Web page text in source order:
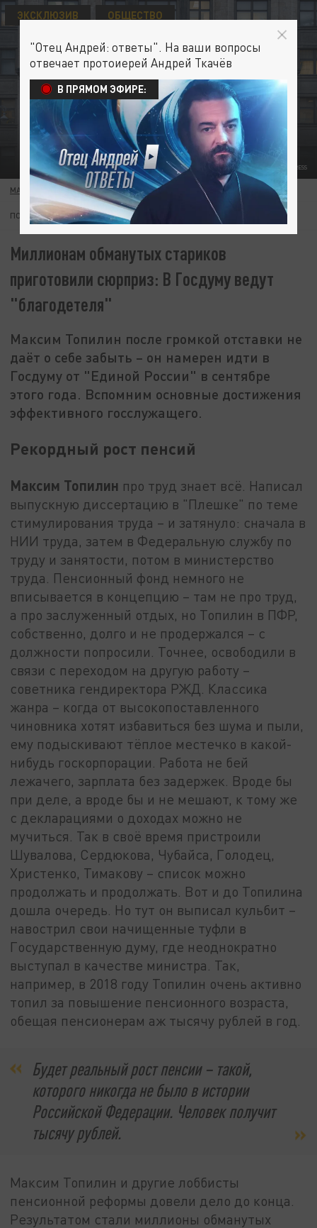
KONSTANTIN KOKOSHKIN / GLOBALLOOKPRESS
ЭКСКЛЮЗИВ ОБЩЕСТВО
МАРИЯ ИВАТКИНА 19 ФЕВРАЛЯ 19:55
ПОДПИШИТЕСЬ:
Миллионам обманутых стариков
приготовили сюрприз: В Госдуму ведут
"благодетеля"
Максим Топилин после громкой отставки не
даёт о себе забыть – он намерен идти в
Госдуму от "Единой России" в сентябре
этого года. Вспомним основные достижения
эффективного госслужащего.
Рекордный рост пенсий
Максим Топилин про труд знает всё. Написал
выпускную диссертацию в "Плешке" по теме
стимулирования труда – и затянуло: сначала в
НИИ труда, затем в Федеральную службу по
труду и занятости, потом в министерство
труда. Пенсионный фонд немного не
вписывается в концепцию – там не про труд,
а про заслуженный отдых, но Топилин в ПФР,
собственно, долго и не продержался – с
должности попросили. Точнее, освободили в
связи с переходом на другую работу –
советника гендиректора РЖД. Классика
жанра – когда от высокопоставленного
чиновника хотят избавиться без шума и пыли,
ему подыскивают тёплое местечко в какой-
нибудь госкорпорации. Работа не бей
лежачего, зарплата без задержек. Вроде бы
при деле, а вроде бы и не мешают, к тому же
с декларациями о доходах можно не
мучиться. Так в своё время пристроили
Шувалова, Сердюкова, Чубайса, Голодец,
Христенко, Тимакову – список можно
продолжать и продолжать. Вот и до Топилина
дошла очередь. Но тут он выписал кульбит –
навострил свои начищенные туфли в
Государственную думу, где неоднократно
выступал в качестве министра. Так,
например, в 2018 году Топилин очень активно
топил за повышение пенсионного возраста,
обещая пенсионерам аж тысячу рублей в год.
Будет реальный рост пенсии – такой,
которого никогда не было в истории
Российской Федерации. Человек получит
тысячу рублей.
Максим Топилин и другие лоббисты
пенсионной реформы довели дело до конца.
Результатом стали миллионы обманутых
"Отец Андрей: ответы". На ваши вопросы
отвечает протоиерей Андрей Ткачёв
В ПРЯМОМ ЭФИРЕ: